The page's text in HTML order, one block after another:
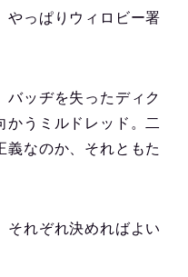
やっぱりウィロビー署
バッヂを失ったディク
かうミルドレッド。二
義なのか、それともた
それぞれ決めればよい